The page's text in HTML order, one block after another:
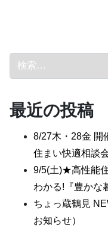
検索:
最近の投稿
8/27木・28金 開
住まい快適相談会
9/5(土)★高性能
わかる!『豊かな
ちょっ蔵鶴見
お知らせ）